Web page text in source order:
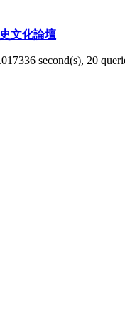
文化論壇
second(s), 20